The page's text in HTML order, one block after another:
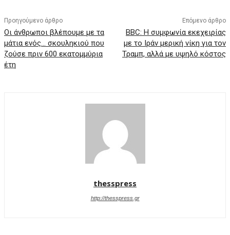
Προηγούμενο άρθρο
Οι άνθρωποι βλέπουμε με τα
μάτια ενός… σκουληκιού που
ζούσε πριν 600 εκατομμύρια
έτη
Επόμενο άρθρο
BBC: Η συμφωνία εκεχειρίας
με το Ιράν μερική νίκη για τον
Τραμπ, αλλά με υψηλό κόστος
thesspress
http://thesspress.gr